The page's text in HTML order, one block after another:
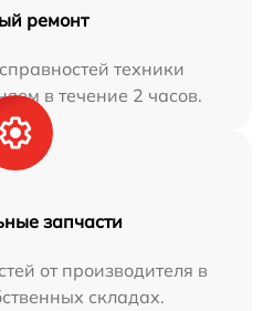
ремонт
техники
в течение 2 часов.
запчасти
от производителя в
складах.